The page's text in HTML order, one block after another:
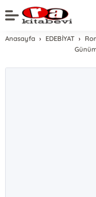
Anasayfa EDEBİYAT